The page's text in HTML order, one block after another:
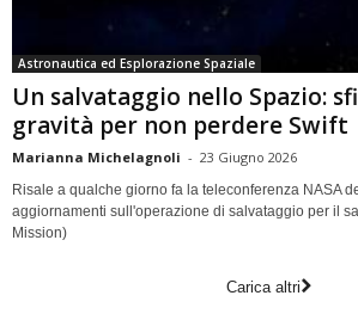
Astronautica ed Esplorazione Spaziale
Un salvataggio nello Spazio:
gravità per non perdere Swift
Marianna Michelagnoli - 23 Giugno 2026
Risale a qualche giorno fa la teleconferenza NASA
aggiornamenti sull'operazione di salvataggio per il
Mission)
Carica altri